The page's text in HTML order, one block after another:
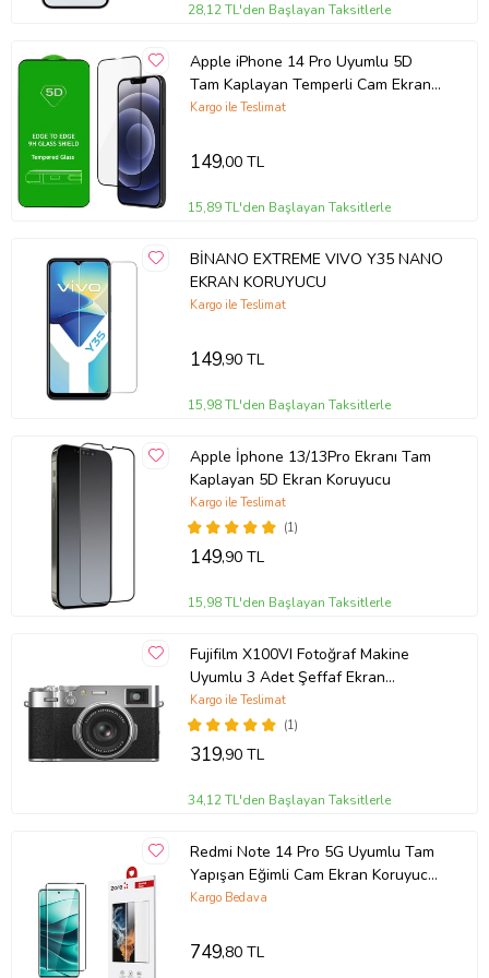
Film , kolay kurulum için özel olarak tasarlanmıştır. Ekranınızı
yerleştirebilirsiniz.
Uyumlu Modeller: Tiknal Esnek Nano Kırılmaz Cam Ekran Koruyucu
Film modeline uyumludur, mükemmel koruma sağlar.
için Tiknal Esnek Nano Kırılmaz Cam Ekran Koruyucu Filmyu bugün
satın alın!
Ürün Kodu:kcm56622250
28,12 TL'den Başlayan Taksitlerle
Apple iPhone 14 Pro Uyumlu 5D
Tam Kaplayan Temperli Cam Ekran
Koruyucu
Kargo ile Teslimat
149,00 TL
15,89 TL'den Başlayan Taksitlerle
BİNANO EXTREME VIVO Y35 NANO
EKRAN KORUYUCU
Kargo ile Teslimat
149,90 TL
15,98 TL'den Başlayan Taksitlerle
Apple İphone 13/13Pro Ekranı Tam
Kaplayan 5D Ekran Koruyucu
(1)
Kargo ile Teslimat
149,90 TL
15,98 TL'den Başlayan Taksitlerle
Fujifilm X100VI Fotoğraf Makine
Uyumlu 3 Adet Şeffaf Ekran
koruyucu Nano Jelatin
(1)
Kargo ile Teslimat
319,90 TL
34,12 TL'den Başlayan Taksitlerle
Redmi Note 14 Pro 5G Uyumlu Tam
Yapışan Eğimli Cam Ekran Koruyucu
(Siyah)
Kargo Bedava
749,80 TL